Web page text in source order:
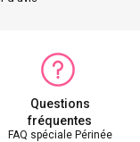
Questions
fréquentes
FAQ spéciale Périnée